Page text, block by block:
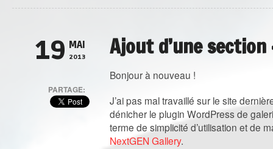
19 MAI
2013
PARTAGE:
Ajout d’une
Bonjour à nouveau !
J’ai pas mal travaillé sur le site
dénicher le plugin WordPress de
terme de simplicité d’utilisation et de
NextGEN Gallery.